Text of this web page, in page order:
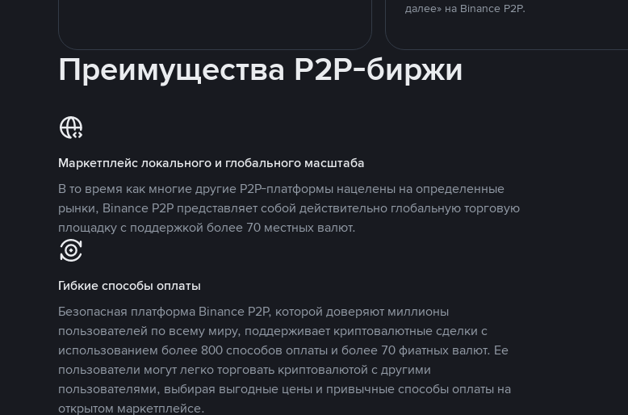
далее» на Binance P2P.
Преимущества P2P-биржи
Маркетплейс локального и глобального масштаба
В то время как многие другие P2P-платформы нацелены на определенные
рынки, Binance P2P представляет собой действительно глобальную торговую
площадку с поддержкой более 70 местных валют.
Гибкие способы оплаты
Безопасная платформа Binance P2P, которой доверяют миллионы
пользователей по всему миру, поддерживает криптовалютные сделки с
использованием более 800 способов оплаты и более 70 фиатных валют. Ее
пользователи могут легко торговать криптовалютой с другими
пользователями, выбирая выгодные цены и привычные способы оплаты на
открытом маркетплейсе.